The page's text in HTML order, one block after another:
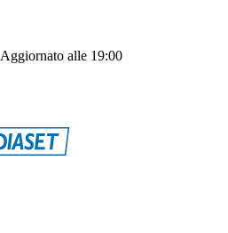
Aggiornato alle 19:00